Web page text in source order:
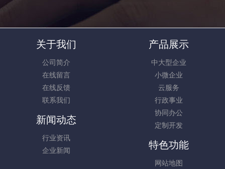
关于我们
公司简介
在线留言
在线反馈
联系我们
产品展示
中大型企业
小微企业
云服务
行政事业
协同办公
定制开发
新闻动态
行业资讯
企业新闻
特色功能
网站地图